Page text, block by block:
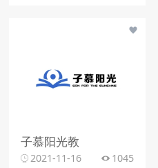
子慕阳光教
2021-11-16 1045